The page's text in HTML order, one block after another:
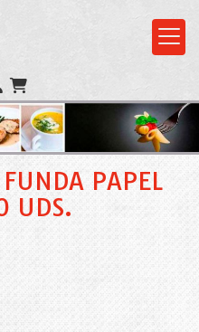
PAPEL
UDS.